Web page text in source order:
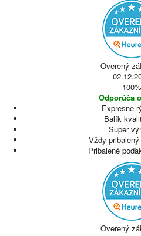
Overený
100%
Odporúča
Expresne
Balík
Super
Vždy
Pribalené
Overený